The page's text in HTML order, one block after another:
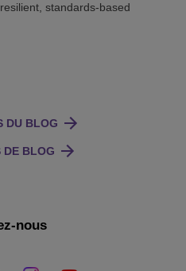
standards-based
DU BLOG
DE BLOG
nous